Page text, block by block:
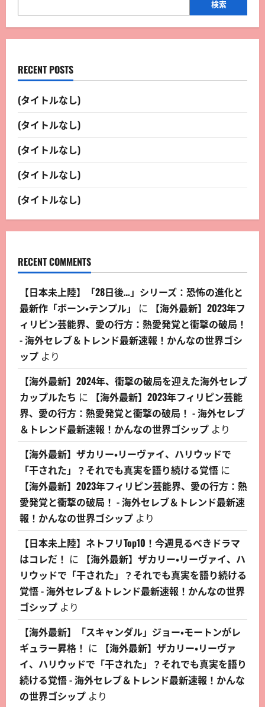
検索
RECENT POSTS
(タイトルなし)
(タイトルなし)
(タイトルなし)
(タイトルなし)
(タイトルなし)
RECENT COMMENTS
【日本未上陸】「28日後…」シリーズ：恐怖の進化と
最新作「ボーン・テンプル」
に
【海外最新】2023年フ
ィリピン芸能界、愛の行方：熱愛発覚と衝撃の破局！
- 海外セレブ＆トレンド最新速報！かんなの世界ゴシ
ップ より
【海外最新】2024年、衝撃の破局を迎えた海外セレブ
カップルたち に
【海外最新】2023年フィリピン芸能
界、愛の行方：熱愛発覚と衝撃の破局！ - 海外セレブ
＆トレンド最新速報！かんなの世界ゴシップ より
【海外最新】ザカリー・リーヴァイ、ハリウッドで
「干された」？それでも真実を語り続ける覚悟 に
【海外最新】2023年フィリピン芸能界、愛の行方：熱
愛発覚と衝撃の破局！ - 海外セレブ＆トレンド最新速
報！かんなの世界ゴシップ より
【日本未上陸】ネトフリTop10！今週見るべきドラマ
はコレだ！ に
【海外最新】ザカリー・リーヴァイ、ハ
リウッドで「干された」？それでも真実を語り続ける
覚悟 - 海外セレブ＆トレンド最新速報！かんなの世界
ゴシップ より
【海外最新】「スキャンダル」ジョー・モートンがレ
ギュラー昇格！ に
【海外最新】ザカリー・リーヴァ
イ、ハリウッドで「干された」？それでも真実を語り
続ける覚悟 - 海外セレブ＆トレンド最新速報！かんな
の世界ゴシップ より